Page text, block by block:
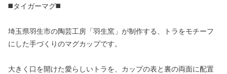
◼️タイガーマグ◼️
埼玉県羽生市の陶芸工房「羽生窯」が制作する、トラをモチーフ
にした手づくりのマグカップです。
大きく口を開けた愛らしいトラを、カップの表と裏の両面に配置